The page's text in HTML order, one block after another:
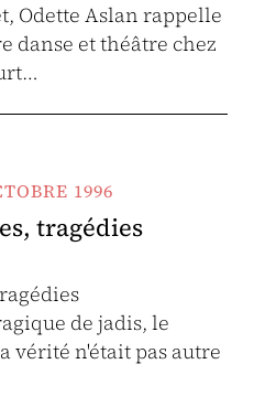
Odette Aslan rappelle
danse et théâtre chez
1996
tragédies
de jadis, le
vérité n'était pas autre